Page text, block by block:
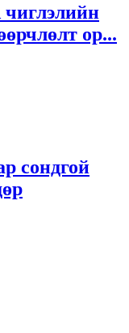
ор...
сондгой